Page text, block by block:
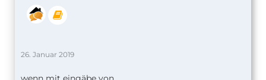
26. Januar 2019